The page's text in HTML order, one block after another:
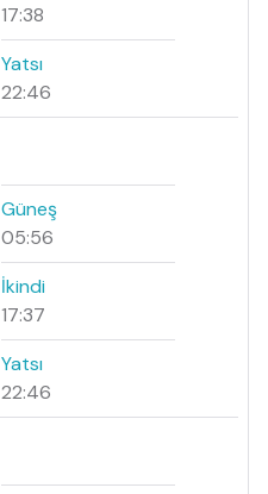
17:38
Yatsı
22:46
Güneş
05:56
İkindi
17:37
Yatsı
22:46